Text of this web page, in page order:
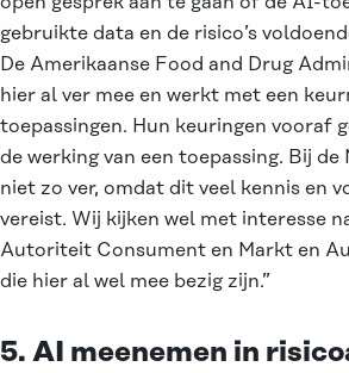
gebruikte data en de risico’s
De Amerikaanse Food and Drug
hier al ver mee en werkt met een
toepassingen. Hun keuringen vooraf
de werking van een toepassing. Bij de
niet zo ver, omdat dit veel kennis en
vereist. Wij kijken wel met interesse
Autoriteit Consument en Markt en
die hier al wel mee bezig zijn.”
5. AI meenemen in